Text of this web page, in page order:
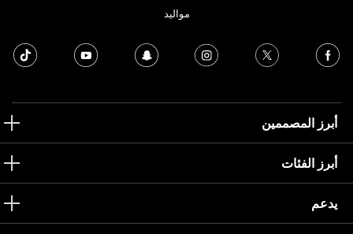
مواليد
أبرز المصممين
أبرز الفئات
يدعم